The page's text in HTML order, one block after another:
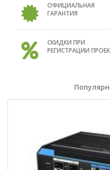
ОФИЦИАЛЬНАЯ
ГАРАНТИЯ
СКИДКИ ПРИ
РЕГИСТРАЦИИ